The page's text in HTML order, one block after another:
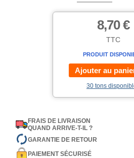
8,70 €
TTC
PRODUIT
Ajouter au
30 tons
FRAIS DE LIVRAISON
QUAND ARRIVE-T-IL ?
GARANTIE DE RETOUR
PAIEMENT SÉCURISÉ